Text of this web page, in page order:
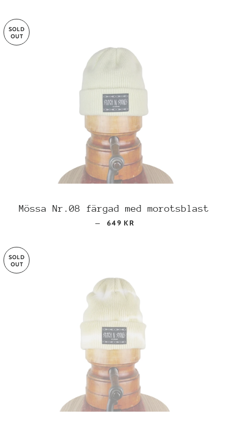
SOLD
OUT
Mössa Nr.08 färgad med morotsblast
— REGULAR PRICE
649 KR
SOLD
OUT